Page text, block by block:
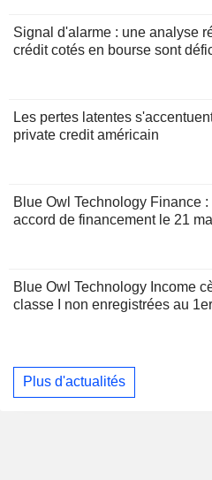
Signal d'alarme : une analyse
crédit cotés en bourse sont
Les pertes latentes
private credit américain
Blue Owl Technology Finance
accord de financement le 21
Blue Owl Technology Income
classe I non enregistrées au
Plus d'actualités